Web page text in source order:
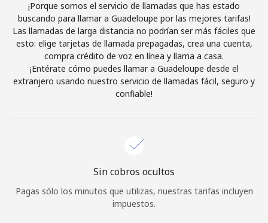
Iniciar Sesión
o
Continuar con
¡Porque somos el servicio de llamadas que has estado
buscando para llamar a Guadeloupe por las mejores tarifas!
Las llamadas de larga distancia no podrían ser más fáciles que
esto: elige tarjetas de llamada prepagadas, crea una cuenta,
compra crédito de voz en línea y llama a casa.
¡Entérate cómo puedes llamar a Guadeloupe desde el
extranjero usando nuestro servicio de llamadas fácil, seguro y
confiable!
Sin cobros ocultos
Pagas sólo los minutos que utilizas, nuestras tarifas incluyen
impuestos.